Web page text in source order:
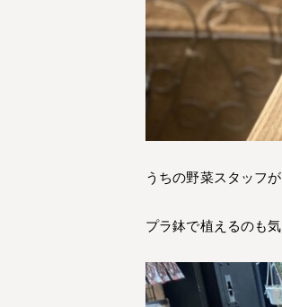
うちの野菜スタッフ
プラ鉢で植えるのも